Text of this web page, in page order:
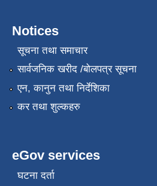
Notices
सूचना तथा समाचार
सार्वजनिक खरीद /बोलपत्र सूचना
एन, कानुन तथा निर्देशिका
कर तथा शुल्कहरु
eGov services
घटना दर्ता